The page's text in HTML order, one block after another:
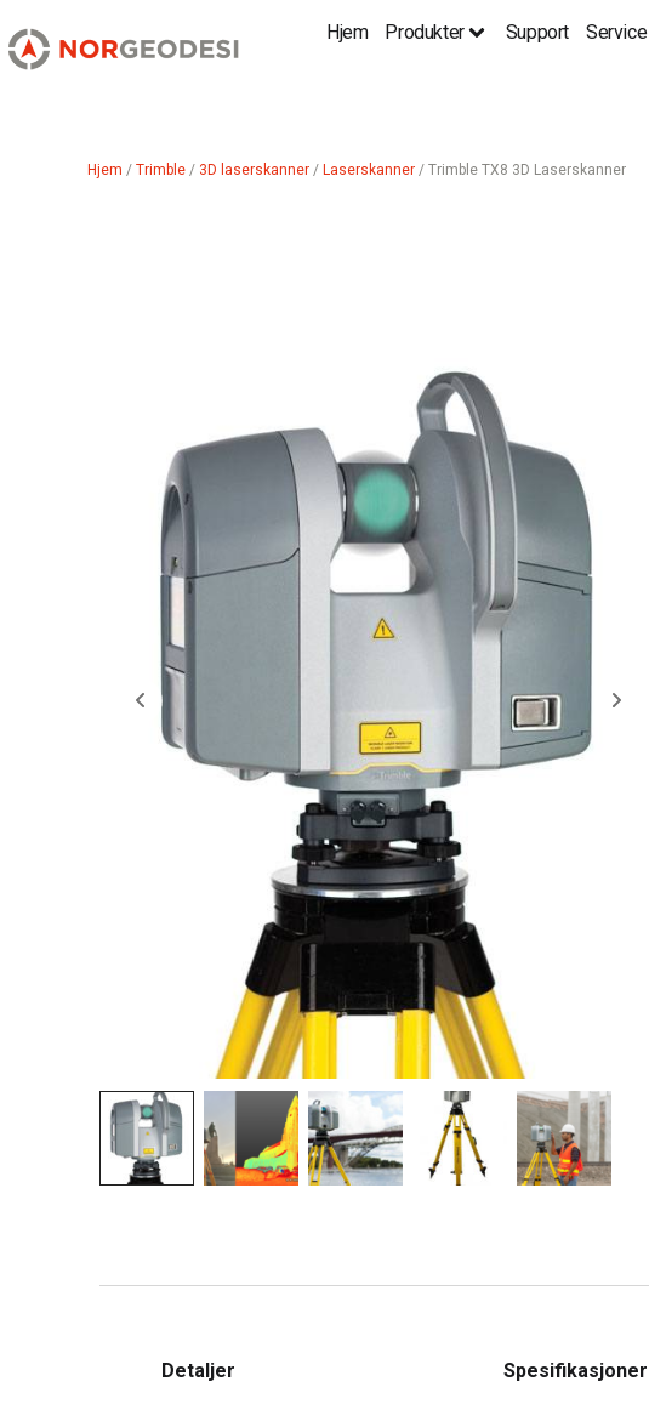
Hjem Produkter Support Service
Hjem / Trimble / 3D laserskanner / Laserskanner / Trimble TX8 3D Laserskanner
Detaljer Spesifikasjoner